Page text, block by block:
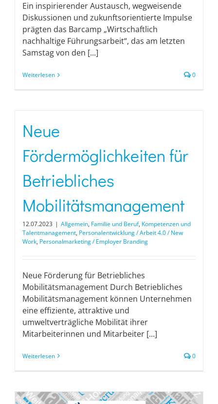
Ein inspirierender Austausch, wegweisende
Diskussionen und zukunftsorientierte Impulse
prägten das Barcamp „Wirtschaftlich
nachhaltige Führungsarbeit“, das am letzten
Samstag von den [...]
Weiterlesen 0
Neue
Fördermöglichkeiten für
Betriebliches
Mobilitätsmanagement
12.07.2023 | Allgemein, Familie und Beruf, Kompetenzen und
Talentmanagement, Personalentwicklung / Arbeit 4.0 / New
Work, Personalmarketing / Employer Branding
Neue Förderung für Betriebliches
Mobilitätsmanagement Durch Betriebliches
Mobilitätsmanagement können Unternehmen
eine effiziente, attraktive und
umweltverträgliche Mobilität ihrer
Mitarbeiterinnen und Mitarbeiter [...]
Weiterlesen 0